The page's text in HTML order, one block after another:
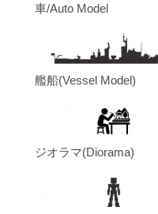
車/Auto Model
艦船(Vessel Model)
ジオラマ(Diorama)